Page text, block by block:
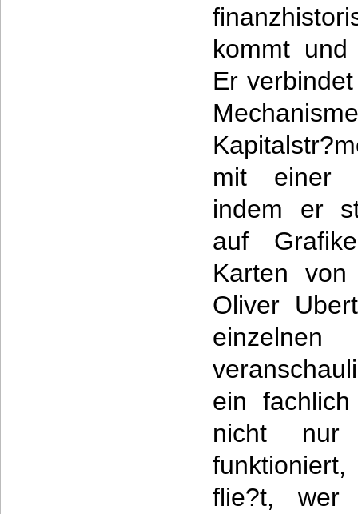
kommt
Er
mit einer
indem er
auf
Karten
Oliver
ein
nicht
flie?t, wer